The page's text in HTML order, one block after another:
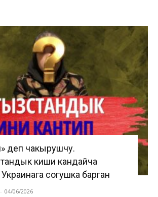
деп чакырушчу.
киши кандайча
согушка барган
- 04/06/2026